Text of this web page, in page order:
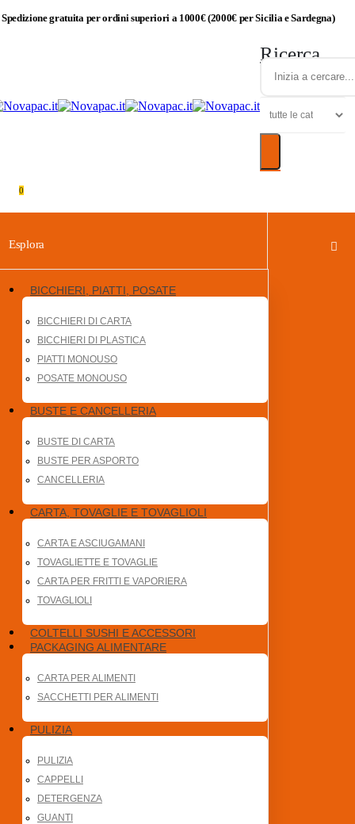
Spedizione gratuita per ordini superiori a 1000€ (2000€ per Sicilia e Sardegna)
Ricerca
0
Esplora
BICCHIERI, PIATTI, POSATE
BICCHIERI DI CARTA
BICCHIERI DI PLASTICA
PIATTI MONOUSO
POSATE MONOUSO
BUSTE E CANCELLERIA
BUSTE DI CARTA
BUSTE PER ASPORTO
CANCELLERIA
CARTA, TOVAGLIE E TOVAGLIOLI
CARTA E ASCIUGAMANI
TOVAGLIETTE E TOVAGLIE
CARTA PER FRITTI E VAPORIERA
TOVAGLIOLI
COLTELLI SUSHI E ACCESSORI
PACKAGING ALIMENTARE
CARTA PER ALIMENTI
SACCHETTI PER ALIMENTI
PULIZIA
PULIZIA
CAPPELLI
DETERGENZA
GUANTI